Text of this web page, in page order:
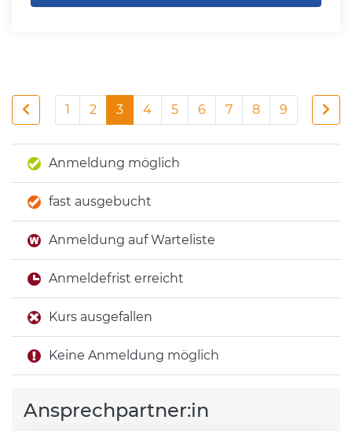
1 2 3 4 5 6 7 8 9
Anmeldung möglich
fast ausgebucht
Anmeldung auf Warteliste
Anmeldefrist erreicht
Kurs ausgefallen
Keine Anmeldung möglich
Ansprechpartner:in